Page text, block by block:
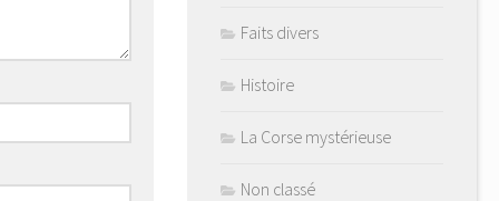
Faits divers
Histoire
La Corse mystérieuse
Non classé